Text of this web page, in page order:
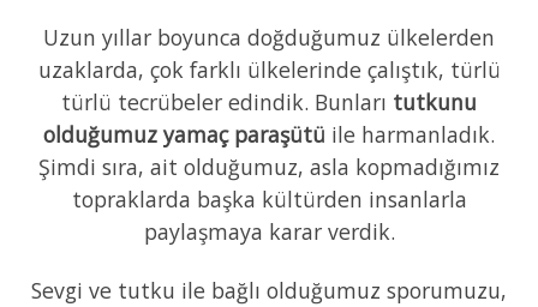
Uzun yıllar boyunca doğduğumuz ülkelerden
uzaklarda, çok farklı ülkelerinde çalıştık, türlü
türlü tecrübeler edindik. Bunları tutkunu
olduğumuz yamaç paraşütü ile harmanladık.
Şimdi sıra, ait olduğumuz, asla kopmadığımız
topraklarda başka kültürden insanlarla
paylaşmaya karar verdik.
Sevgi ve tutku ile bağlı olduğumuz sporumuzu,